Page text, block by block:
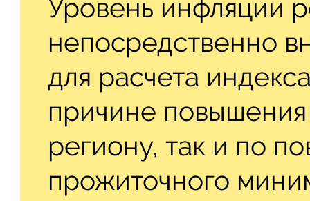
Уровень инфляции
непосредственно
для расчета
причине
региону, так и по
прожиточного